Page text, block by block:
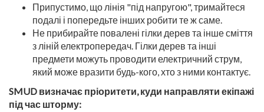
Припустимо, що лінія "під напругою", тримайтеся
подалі і попередьте інших робити те ж саме.
Не прибирайте повалені гілки дерев та інше сміття
з ліній електропередач. Гілки дерев та інші
предмети можуть проводити електричний струм,
який може вразити будь-кого, хто з ними контактує.
SMUD визначає пріоритети, куди направляти екіпажі
під час шторму: